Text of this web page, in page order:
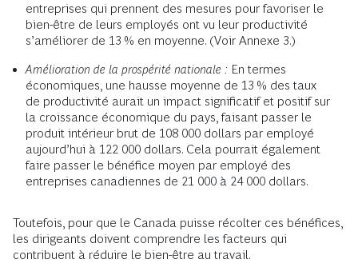
entreprises qui prennent des mesures pour favoriser le
bien-être de leurs employés ont vu leur productivité
s’améliorer de 13 % en moyenne. (Voir Annexe 3.)
Amélioration de la prospérité nationale : En termes
économiques, une hausse moyenne de 13 % des taux
de productivité aurait un impact significatif et positif sur
la croissance économique du pays, faisant passer le
produit intérieur brut de 108 000 dollars par employé
aujourd’hui à 122 000 dollars. Cela pourrait également
faire passer le bénéfice moyen par employé des
entreprises canadiennes de 21 000 à 24 000 dollars.
Toutefois, pour que le Canada puisse récolter ces bénéfices,
les dirigeants doivent comprendre les facteurs qui
contribuent à réduire le bien-être au travail.